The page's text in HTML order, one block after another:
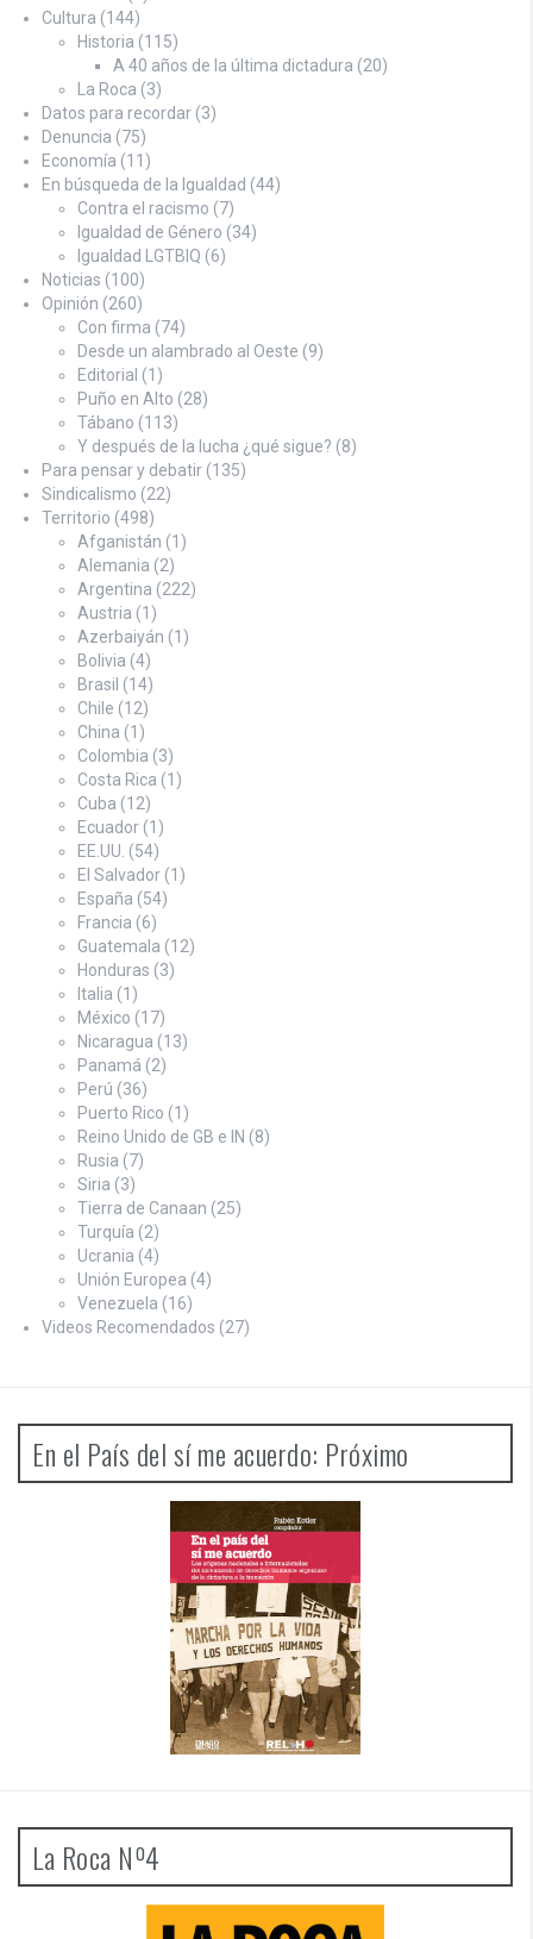
Cultura (144)
Historia (115)
A 40 años de la última dictadura (20)
La Roca (3)
Datos para recordar (3)
Denuncia (75)
Economía (11)
En búsqueda de la Igualdad (44)
Contra el racismo (7)
Igualdad de Género (34)
Igualdad LGTBIQ (6)
Noticias (100)
Opinión (260)
Con firma (74)
Desde un alambrado al Oeste (9)
Editorial (1)
Puño en Alto (28)
Tábano (113)
Y después de la lucha ¿qué sigue? (8)
Para pensar y debatir (135)
Sindicalismo (22)
Territorio (498)
Afganistán (1)
Alemania (2)
Argentina (222)
Austria (1)
Azerbaiyán (1)
Bolivia (4)
Brasil (14)
Chile (12)
China (1)
Colombia (3)
Costa Rica (1)
Cuba (12)
Ecuador (1)
EE.UU. (54)
El Salvador (1)
España (54)
Francia (6)
Guatemala (12)
Honduras (3)
Italia (1)
México (17)
Nicaragua (13)
Panamá (2)
Perú (36)
Puerto Rico (1)
Reino Unido de GB e IN (8)
Rusia (7)
Siria (3)
Tierra de Canaan (25)
Turquía (2)
Ucrania (4)
Unión Europea (4)
Venezuela (16)
Videos Recomendados (27)
En el País del sí me acuerdo: Próximo
La Roca Nº4